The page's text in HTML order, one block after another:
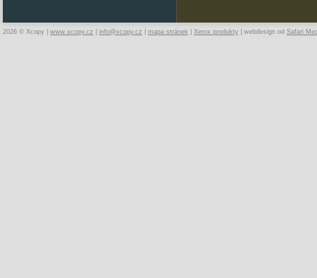
2026 © Xcopy | www.xcopy.cz info@xcopy.cz mapa stránek Xerox produkty | webdesign od Safari